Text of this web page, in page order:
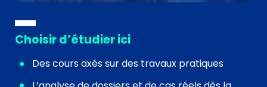
Choisir d’étudier ici
Des cours axés sur des travaux pratiques